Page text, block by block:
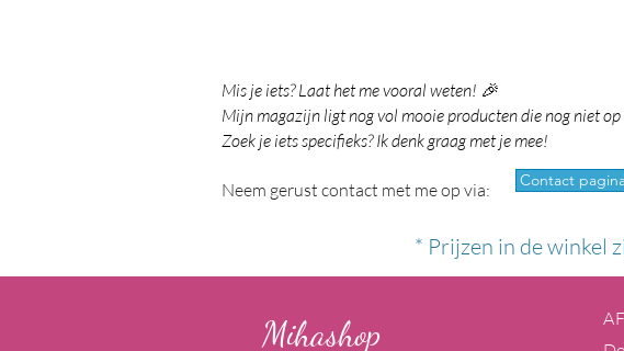
Mis je iets? Laat het me vooral weten! 🎉
Mijn magazijn ligt nog vol mooie producten die nog niet
Zoek je iets specifieks? Ik denk graag met je mee!
Neem gerust contact met me op via: Contact
* Prijzen in de winkel
Mihashop